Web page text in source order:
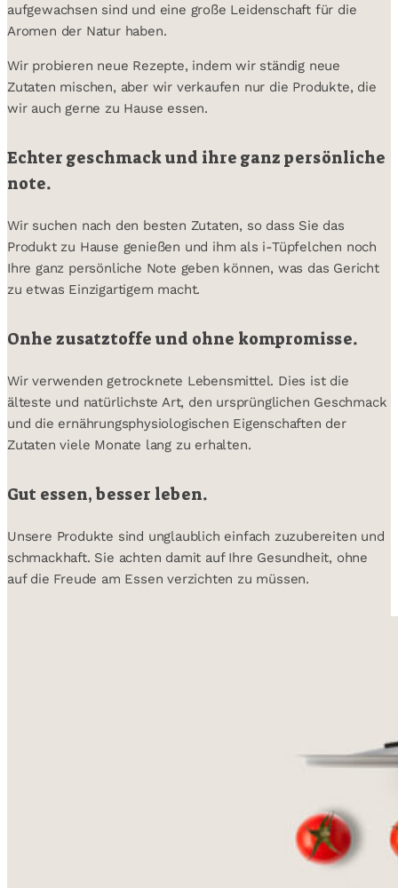
aufgewachsen sind und eine große Leidenschaft für die
Aromen der Natur haben.
Wir probieren neue Rezepte, indem wir ständig neue
Zutaten mischen, aber wir verkaufen nur die Produkte, die
wir auch gerne zu Hause essen.
Echter geschmack und ihre ganz persönliche
note.
Wir suchen nach den besten Zutaten, so dass Sie das
Produkt zu Hause genießen und ihm als i-Tüpfelchen noch
Ihre ganz persönliche Note geben können, was das Gericht
zu etwas Einzigartigem macht.
Onhe zusatztoffe und ohne kompromisse.
Wir verwenden getrocknete Lebensmittel. Dies ist die
älteste und natürlichste Art, den ursprünglichen Geschmack
und die ernährungsphysiologischen Eigenschaften der
Zutaten viele Monate lang zu erhalten.
Gut essen, besser leben.
Unsere Produkte sind unglaublich einfach zuzubereiten und
schmackhaft. Sie achten damit auf Ihre Gesundheit, ohne
auf die Freude am Essen verzichten zu müssen.